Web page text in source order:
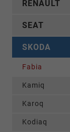
RENAULT
SEAT
SKODA
Fabia
Kamiq
Karoq
Kodiaq